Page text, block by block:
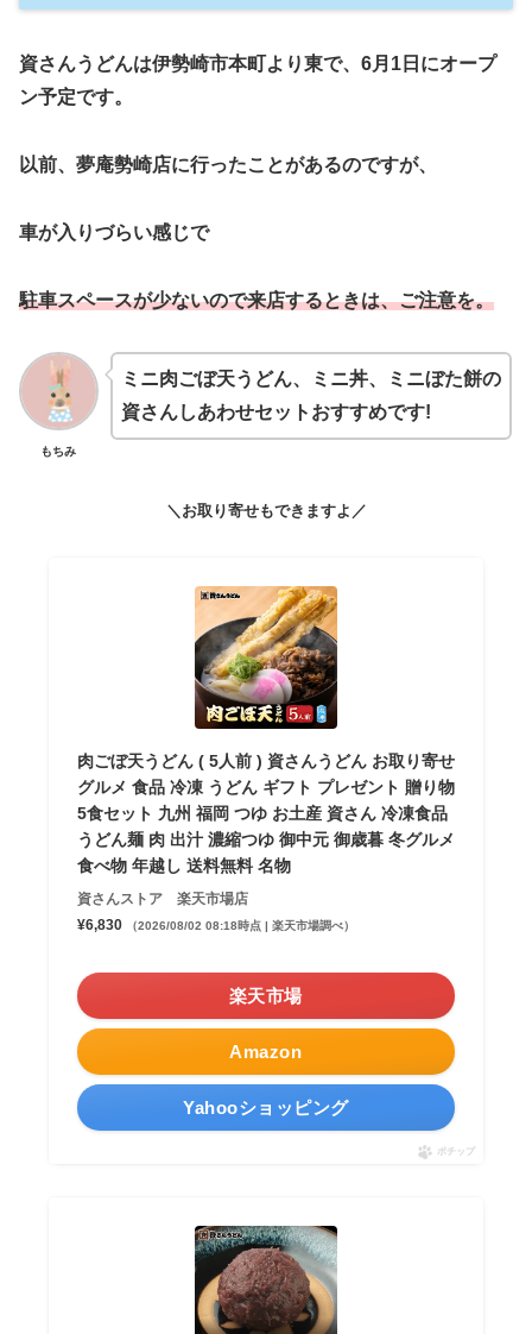
資さんうどんは伊勢崎市本町より東で、6月1日にオープ
ン予定です。
以前、夢庵勢崎店に行ったことがあるのですが、
車が入りづらい感じで
駐車スペースが少ないので来店するときは、ご注意を。
もちみ
ミニ肉ごぼ天うどん、ミニ丼、ミニぼた餅の
資さんしあわせセットおすすめです!
＼お取り寄せもできますよ／
肉ごぼ天うどん ( 5人前 ) 資さんうどん お取り寄せ
グルメ 食品 冷凍 うどん ギフト プレゼント 贈り物
5食セット 九州 福岡 つゆ お土産 資さん 冷凍食品
うどん麺 肉 出汁 濃縮つゆ 御中元 御歳暮 冬グルメ
食べ物 年越し 送料無料 名物
資さんストア 楽天市場店
¥6,830
（2026/08/02 08:18時点 | 楽天市場調べ）
Amazon
楽天市場
Yahooショッピング
ポチップ